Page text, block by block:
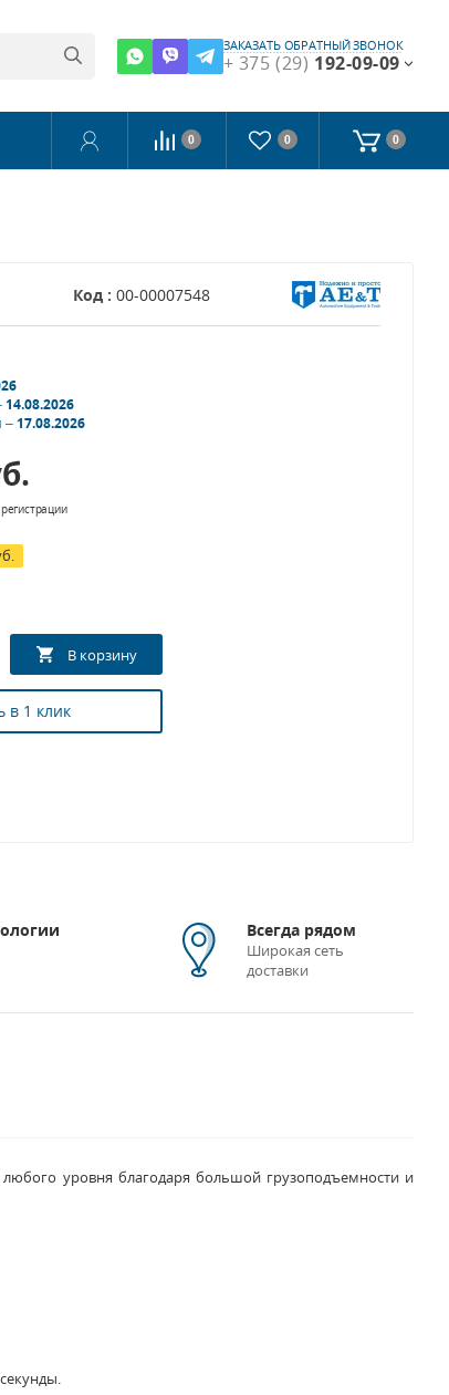
ЗАКАЗАТЬ ОБРАТНЫЙ ЗВОНОК
+ 375 (29) 192-09-09
0 0 0
Код : 00-00007548
14.08.2026
–17.08.2026
в 1 клик
Всегда рядом
Широкая сеть
доставки
уровня благодаря большой грузоподъемности и